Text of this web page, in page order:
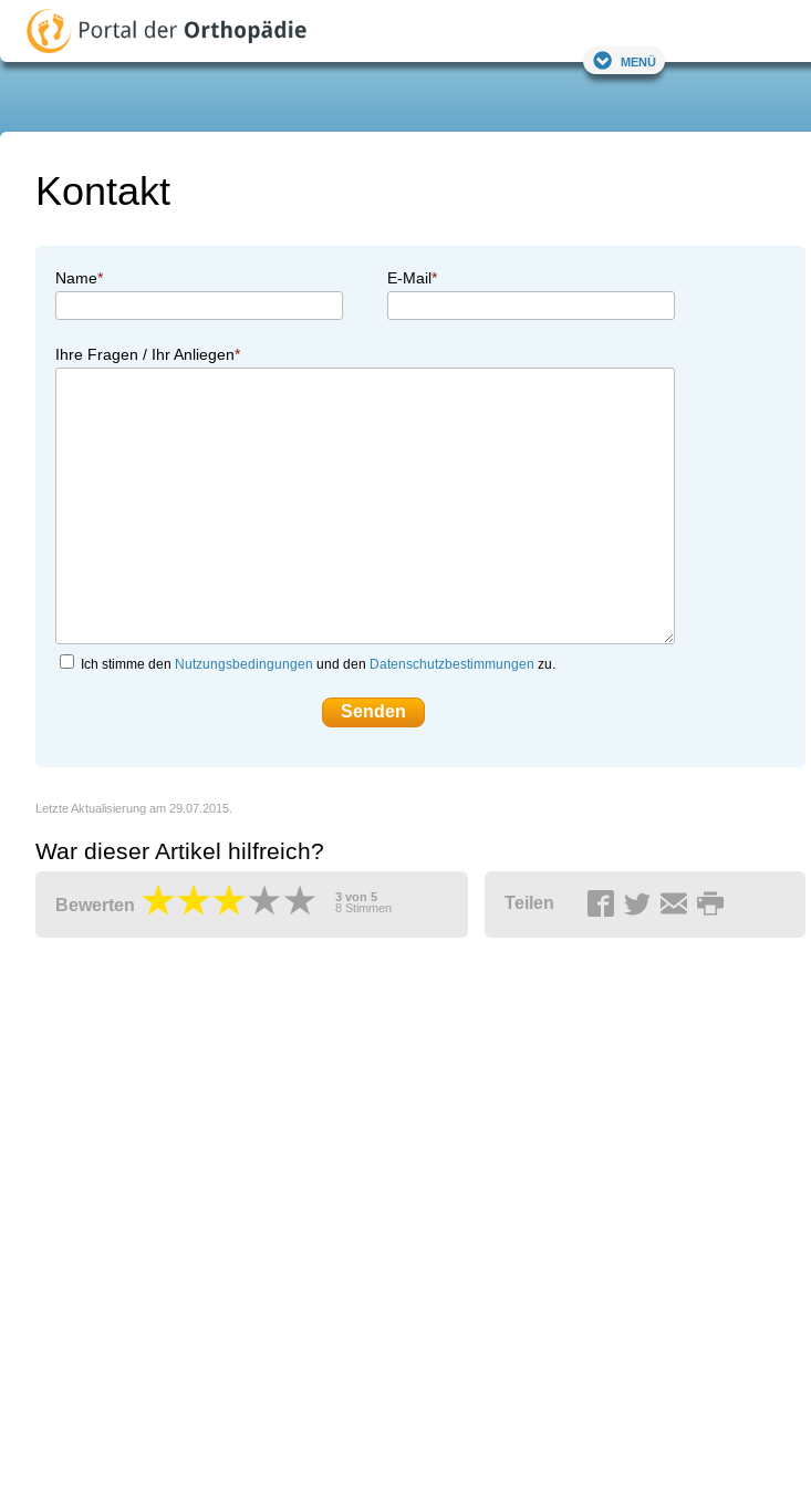
Menü
Kontakt
Name E-Mail
Ihre Fragen / Ihr Anliegen
Ich stimme den Nutzungsbedingungen und den Datenschutzbestimmungen zu.
Letzte Aktualisierung am 29.07.2015.
War dieser Artikel hilfreich?
Bewerten 3 von 5
8 Stimmen Teilen